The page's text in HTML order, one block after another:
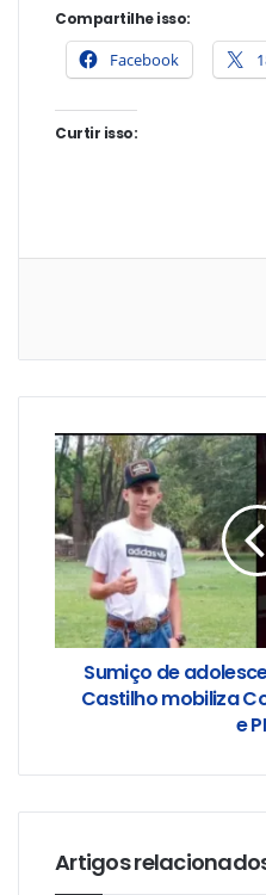
Compartilhe isso:
Facebook
Curtir isso:
Sumiço de
Castilho mobiliza
e
Artigos